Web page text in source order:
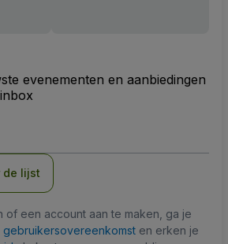
evenementen en aanbiedingen
de lijst
of een account aan te maken, ga je
gebruikersovereenkomst en erken je